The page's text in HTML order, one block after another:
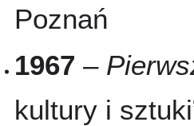
Poznań
1967 –
kultury i